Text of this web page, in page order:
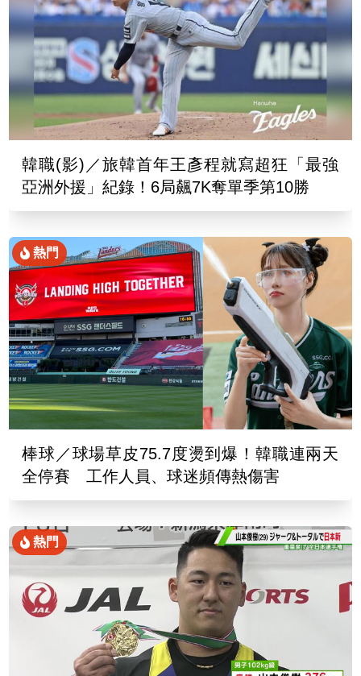
韓職(影)／旅韓首年王彥程就寫超狂「最強
亞洲外援」紀錄！6局飆7K奪單季第10勝
熱門
棒球／球場草皮75.7度燙到爆！韓職連兩天
全停賽 工作人員、球迷頻傳熱傷害
熱門